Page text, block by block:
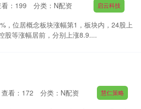
： 199 分类： N配资 启云科技
，位居概念板块涨幅第1，板块内，24股上
股等涨幅居前，分别上涨8.9....
查看： 172 分类： N配资 慧仁策略